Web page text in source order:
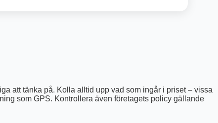
att tänka på. Kolla alltid upp vad som ingår i priset – vissa
som GPS. Kontrollera även företagets policy gällande